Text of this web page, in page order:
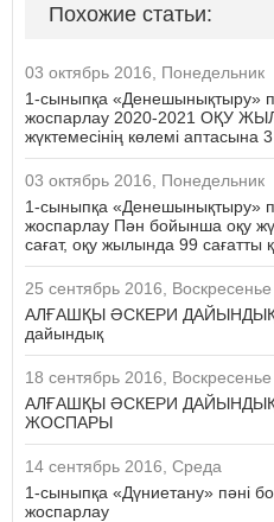
Похожие статьи:
03 октябрь 2016, Понедельник
1-сыныпқа «Денешынықтыру»
жоспарлау 2020-2021 ОҚУ
жүктемесінің көлемі аптасына
03 октябрь 2016, Понедельник
1-сыныпқа «Денешынықтыру»
жоспарлау Пән бойынша оқу
сағат, оқу жылында 99 сағатты
25 сентябрь 2016, Воскресенье
АЛҒАШҚЫ ӘСКЕРИ
дайындық
18 сентябрь 2016, Воскресенье
АЛҒАШҚЫ ӘСКЕРИ
ЖОСПАРЫ
14 сентябрь 2016, Среда
1-сыныпқа «Дүниетану» пәні
жоспарлау